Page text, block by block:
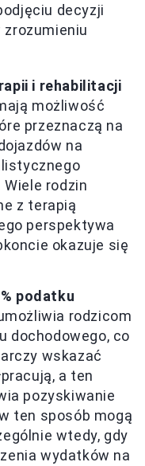
decyzji
i rehabilitacji
możliwość
przeznaczą na
na
rodzin
z terapią
perspektywa
okazuje się
podatku
rodzicom
dochodowego, co
wskazać
a ten
pozyskiwanie
ten sposób mogą
wtedy, gdy
wydatków na